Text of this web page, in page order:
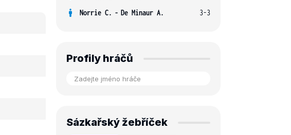
Norrie C. - De Minaur A. 3-3
Profily hráčů
Sázkařský žebříček